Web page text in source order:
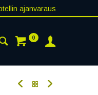
ajanvaraus
0